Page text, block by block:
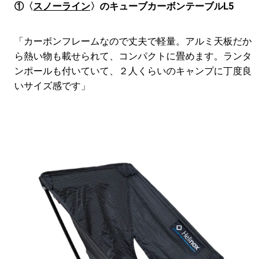
①〈スノーライン〉のキューブカーボンテーブルL5
「カーボンフレームなので丈夫で軽量。アルミ天板だか
ら熱い物も載せられて、コンパクトに畳めます。ランタ
ンポールも付いていて、２人くらいのキャンプに丁度良
いサイズ感です」